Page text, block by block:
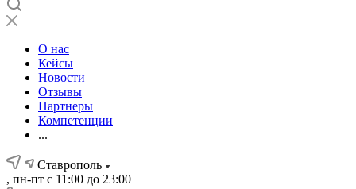
О нас
Кейсы
Новости
Отзывы
Партнеры
Компетенции
...
Ставрополь
, пн-пт с 11:00 до 23:00